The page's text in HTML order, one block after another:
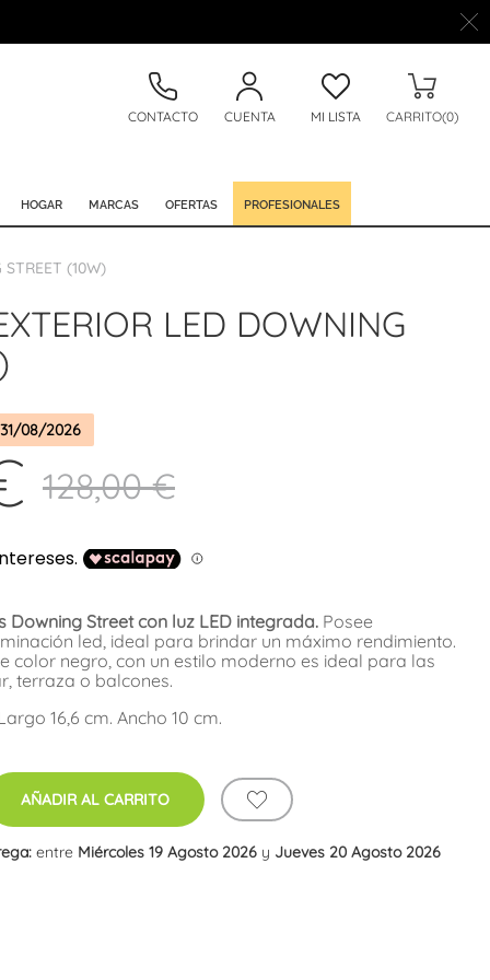
CONTACTO CUENTA MI LISTA CARRITO(0)
HOGAR MARCAS OFERTAS PROFESIONALES
(10W)
LED DOWNING
31/08/2026
128,00 €
Street con luz LED integrada. Posee
led, ideal para brindar un máximo rendimiento.
color negro, con un estilo moderno es ideal para las
terraza o balcones.
16,6 cm. Ancho 10 cm.
AÑADIR AL CARRITO
entre Miércoles 19 Agosto 2026 y Jueves 20 Agosto 2026